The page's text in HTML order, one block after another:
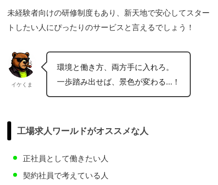
未経験者向けの研修制度もあり、新天地で安心してスター
トしたい人にぴったりのサービスと言えるでしょう！
イケくま
環境と働き方、両方手に入れろ。
一歩踏み出せば、景色が変わる…！
工場求人ワールドがオススメな人
正社員として働きたい人
契約社員で考えている人